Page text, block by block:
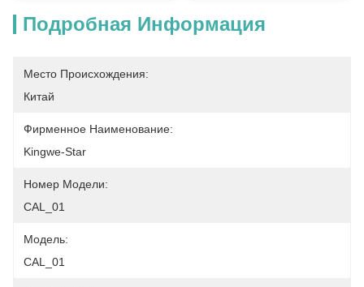
Подробная Информация
Место Происхождения:
Китай
Фирменное Наименование:
Kingwe-Star
Номер Модели:
CAL_01
Модель:
CAL_01